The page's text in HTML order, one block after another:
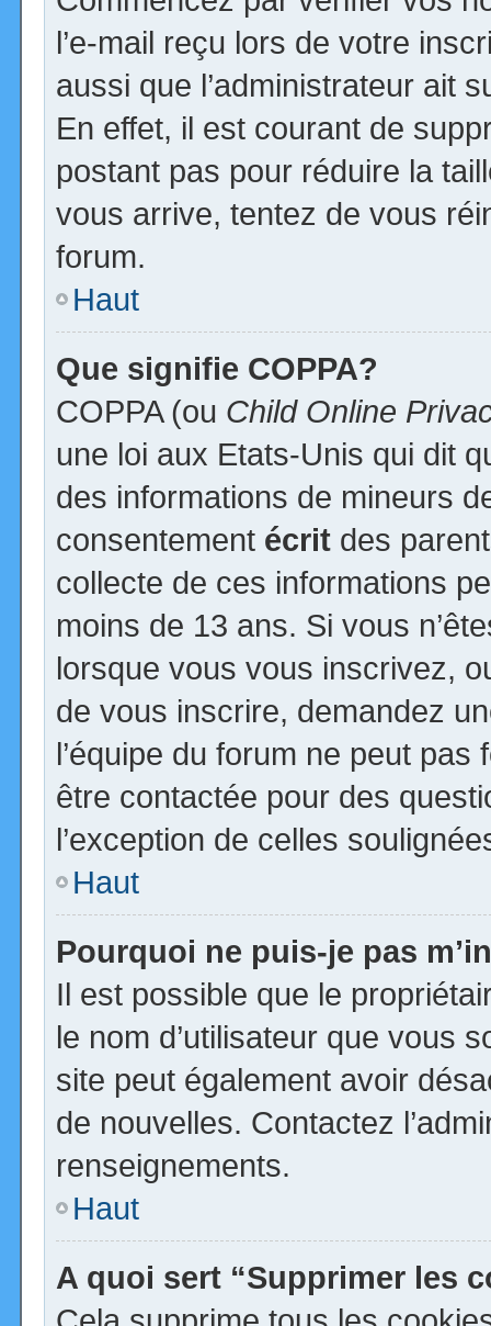
l’e-mail reçu lors de votre
aussi que l’administrateur ait
En effet, il est courant de
postant pas pour réduire la
vous arrive, tentez de vous
forum.
Haut
Que signifie COPPA?
COPPA (ou Child Online
une loi aux Etats-Unis qui dit
des informations de mineurs
consentement écrit des
collecte de ces informations
moins de 13 ans. Si vous
lorsque vous vous inscrivez,
de vous inscrire, demandez
l’équipe du forum ne peut
être contactée pour des
l’exception de celles
Haut
Pourquoi ne puis-je pas
Il est possible que le
le nom d’utilisateur que vous
site peut également avoir
de nouvelles. Contactez
renseignements.
Haut
A quoi sert “Supprimer les